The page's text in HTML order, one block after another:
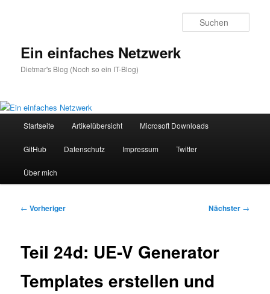
Ein einfaches Netzwerk
Dietmar's Blog (Noch so ein IT-Blog)
Startseite Artikelübersicht Microsoft Downloads
GitHub Datenschutz Impressum Twitter
Über mich
Beitragsnavigation
← Vorheriger Nächster →
Teil 24d: UE-V Generator
Templates erstellen und